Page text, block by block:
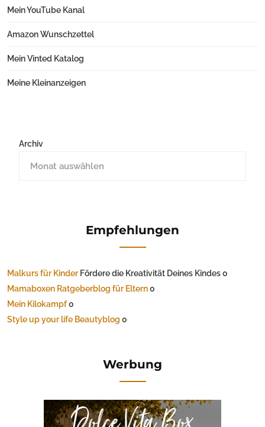
Mein YouTube Kanal
Amazon Wunschzettel
Mein Vinted Katalog
Meine Kleinanzeigen
Archiv
Empfehlungen
Malkurs für Kinder Fördere die Kreativität Deines Kindes 0
Mamaboxen Ratgeberblog für Eltern0
Mein Kilokampf0
Style up your life Beautyblog 0
Werbung